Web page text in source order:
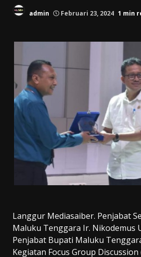
admin Februari 23, 2024 1 min
Langgur Mediasaiber. Penjabat
Maluku Tenggara Ir. Nikodemus
Penjabat Bupati Maluku
Kegiatan Focus Group Discussion